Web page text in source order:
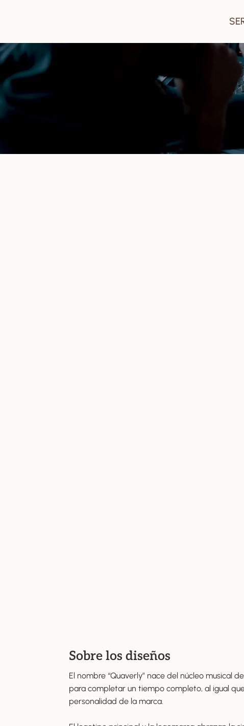
Sobre los diseños
El nombre “Quaverly” nace del núcleo musical
para completar un tiempo completo, al igual
personalidad de la marca.